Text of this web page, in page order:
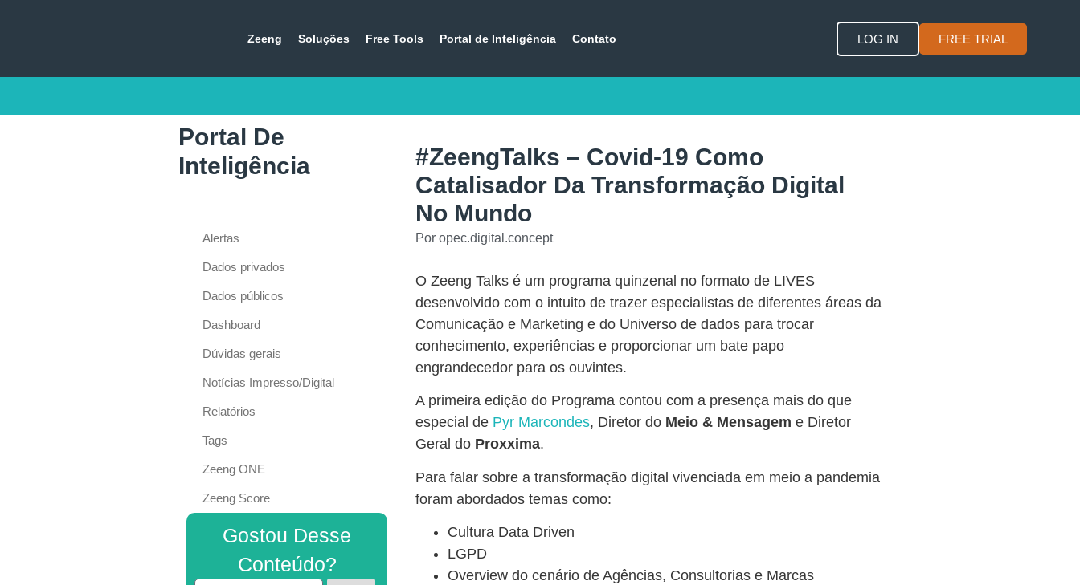
Zeeng Soluções Free Tools Portal de Inteligência Contato LOG IN FREE TRIAL
Portal De
Inteligência
Alertas
Dados privados
Dados públicos
Dashboard
Dúvidas gerais
Notícias Impresso/Digital
Relatórios
Tags
Zeeng ONE
Zeeng Score
Gostou Desse
Conteúdo?
#ZeengTalks – Covid-19 Como
Catalisador Da Transformação Digital
No Mundo
Por opec.digital.concept
O Zeeng Talks é um programa quinzenal no formato de LIVES
desenvolvido com o intuito de trazer especialistas de diferentes áreas da
Comunicação e Marketing e do Universo de dados para trocar
conhecimento, experiências e proporcionar um bate papo
engrandecedor para os ouvintes.
A primeira edição do Programa contou com a presença mais do que
especial de Pyr Marcondes, Diretor do Meio & Mensagem e Diretor
Geral do Proxxima.
Para falar sobre a transformação digital vivenciada em meio a pandemia
foram abordados temas como:⠀⠀⠀⠀⠀⠀⠀
Cultura Data Driven
LGPD
Overview do cenário de Agências, Consultorias e Marcas